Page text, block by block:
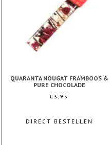
QUARANTA NOUGAT FRAMBOOS &
PURE CHOCOLADE
€3,95
DIRECT BESTELLEN